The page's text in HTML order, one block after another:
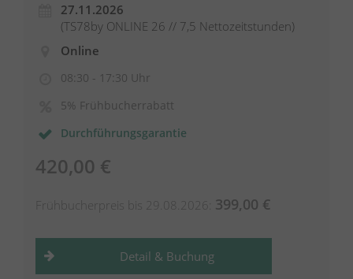
27.11.2026
(TS78by ONLINE 26 // 7,5 Nettozeitstunden)
Online
08:30 - 17:30 Uhr
5% Frühbucherrabatt
Durchführungsgarantie
420,00 €
Frühbucherpreis bis 29.08.2026: 399,00 €
Detail & Buchung